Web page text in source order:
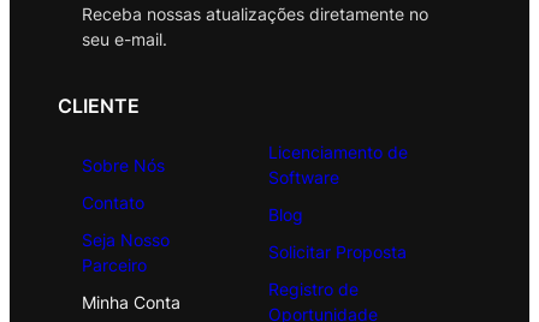
Receba nossas atualizações diretamente no
seu e-mail.
CLIENTE
Sobre Nós
Contato
Seja Nosso
Parceiro
Minha Conta
Licenciamento de
Software
Blog
Solicitar Proposta
Registro de
Oportunidade